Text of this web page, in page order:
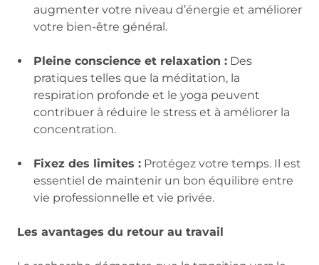
augmenter votre niveau d’énergie et améliorer
votre bien-être général.
Pleine conscience et relaxation : Des
pratiques telles que la méditation, la
respiration profonde et le yoga peuvent
contribuer à réduire le stress et à améliorer la
concentration.
Fixez des limites : Protégez votre temps. Il est
essentiel de maintenir un bon équilibre entre
vie professionnelle et vie privée.
Les avantages du retour au travail